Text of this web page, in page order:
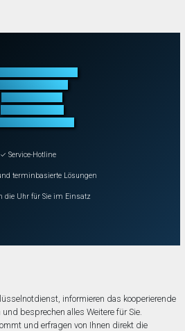
✓ Service-Hotline
terminbasierte Lösungen
die Uhr für Sie im Einsatz
informieren das kooperierende
besprechen alles Weitere für Sie.
und erfragen von Ihnen direkt die